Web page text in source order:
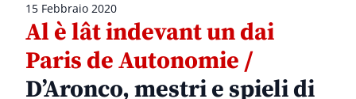
15 Febbraio 2020
Al è lât indevant un dai
Paris de Autonomie /
D’Aronco, mestri e spieli di